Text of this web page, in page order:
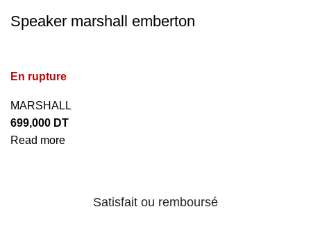
Speaker marshall emberton
En rupture
MARSHALL
699,000 DT
Read more
Satisfait ou remboursé